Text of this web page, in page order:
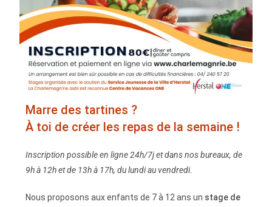
Marre des tartines ?
À toi de créer les repas de la semaine !
Inscription possible en ligne 24h/7j et dans nos bureaux, de
9h à 12h et de 13h à 17h, du lundi au vendredi.
Nous proposons aux enfants de 7 à 12 ans un stage de